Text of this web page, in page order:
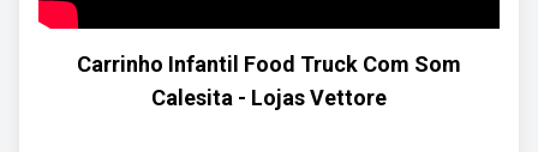
Carrinho Infantil Food Truck Com Som
Calesita - Lojas Vettore